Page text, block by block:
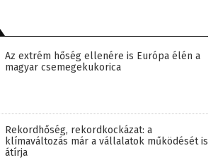
Az extrém hőség ellenére is Európa élén a
magyar csemegekukorica
Rekordhőség, rekordkockázat: a
klímaváltozás már a vállalatok működését is
átírja